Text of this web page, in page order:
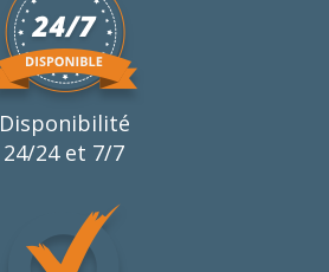
Disponibilité
24/24 et 7/7